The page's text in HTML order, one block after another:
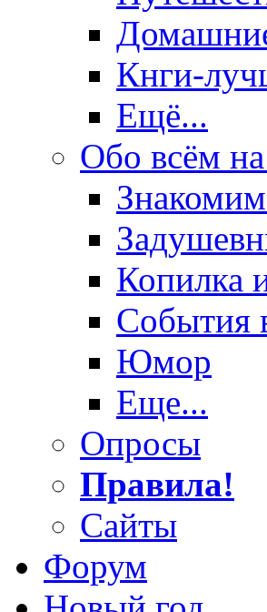
Кнги-
Ещё...
Обо всём на
Копилка
События
Юмор
Еще...
Опросы
Правила!
Сайты
Форум